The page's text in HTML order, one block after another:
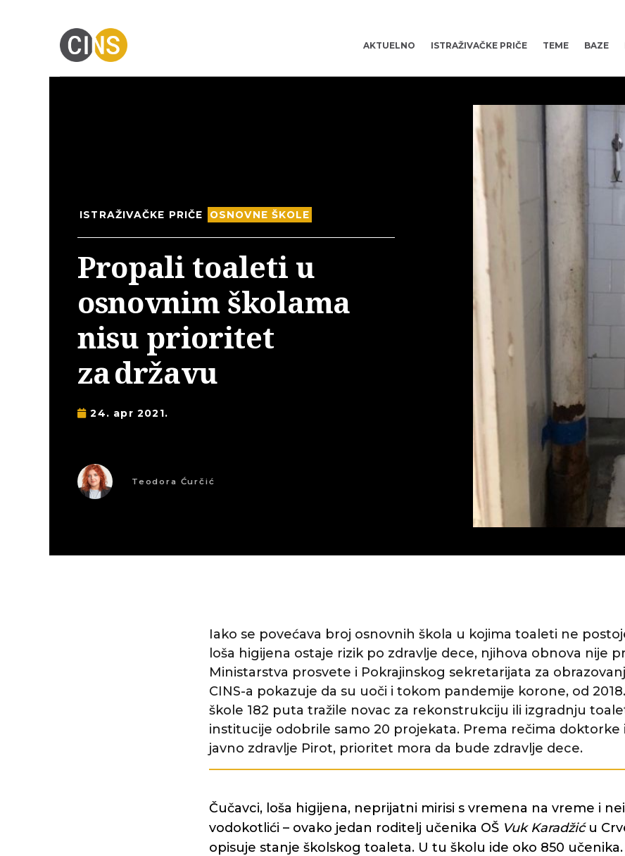
AKTUELNO ISTRAŽIVAČKE PRIČE TEME BAZE
ISTRAŽIVAČKE PRIČE OSNOVNE ŠKOLE
Propali toaleti u
osnovnim školama
nisu prioritet
za državu
24. apr 2021.
Teodora Ćurčić
Iako se povećava broj osnovnih škola u kojima toaleti ne
loša higijena ostaje rizik po zdravlje dece, njihova obnova nije
Ministarstva prosvete i Pokrajinskog sekretarijata za
CINS-a pokazuje da su uoči i tokom pandemije korone, od
škole 182 puta tražile novac za rekonstrukciju ili izgradnju
institucije odobrile samo 20 projekata. Prema rečima doktorke
javno zdravlje Pirot, prioritet mora da bude zdravlje dece.
Čučavci, loša higijena, neprijatni mirisi s vremena na vreme i
vodokotlići – ovako jedan roditelj učenika OŠ Vuk Karadžiću
opisuje stanje školskog toaleta. U tu školu ide oko 850 učenika.